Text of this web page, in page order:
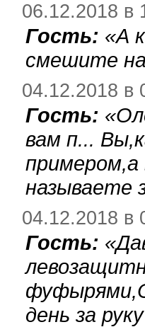
06.12.2018 в
Гость: «А
смешите
04.12.2018 в
Гость: «
вам п...
примером,а
называете
04.12.2018 в
Гость: «
день за